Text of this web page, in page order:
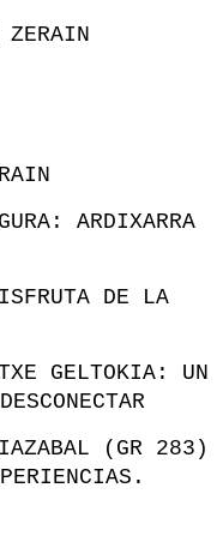
ZERAIN
ARDIXARRA
DE LA
GELTOKIA: UN
(GR 283)